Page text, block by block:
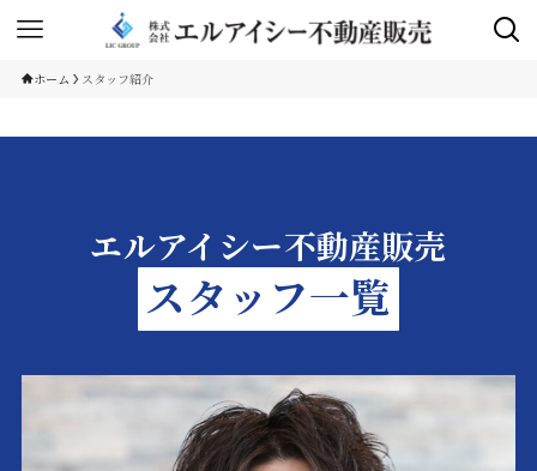
ホーム スタッフ紹介
エルアイシー不動産販売
スタッフ一覧